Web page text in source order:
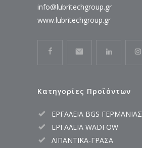
info@lubritechgroup.gr
www.lubritechgroup.gr
Κατηγορίες Προϊόντων
ΕΡΓΑΛΕΙΑ BGS ΓΕΡΜΑΝΙΑΣ
ΕΡΓΑΛΕΙΑ WADFOW
ΛΙΠΑΝΤΙΚΑ-ΓΡΑΣΑ